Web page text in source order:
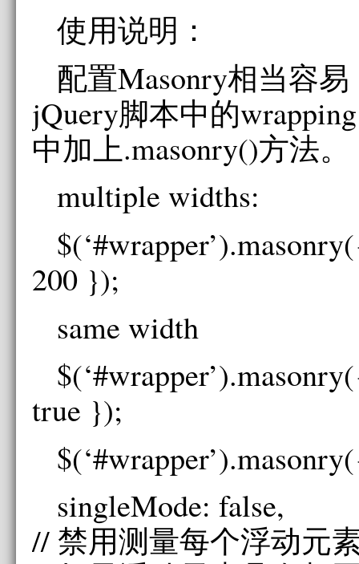
使用说明：
配置Masonry相当容
jQuery脚本中的
中加上.masonry()方法。
multiple widths:
200 });
same width
true });
singleMode: false,
// 禁用测量每个浮动元